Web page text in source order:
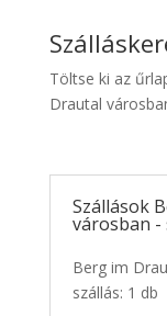
Kiwi
Taxi
Töltse ki az
Drautal
Szállások
városban -
Berg im
szállás: 1 db